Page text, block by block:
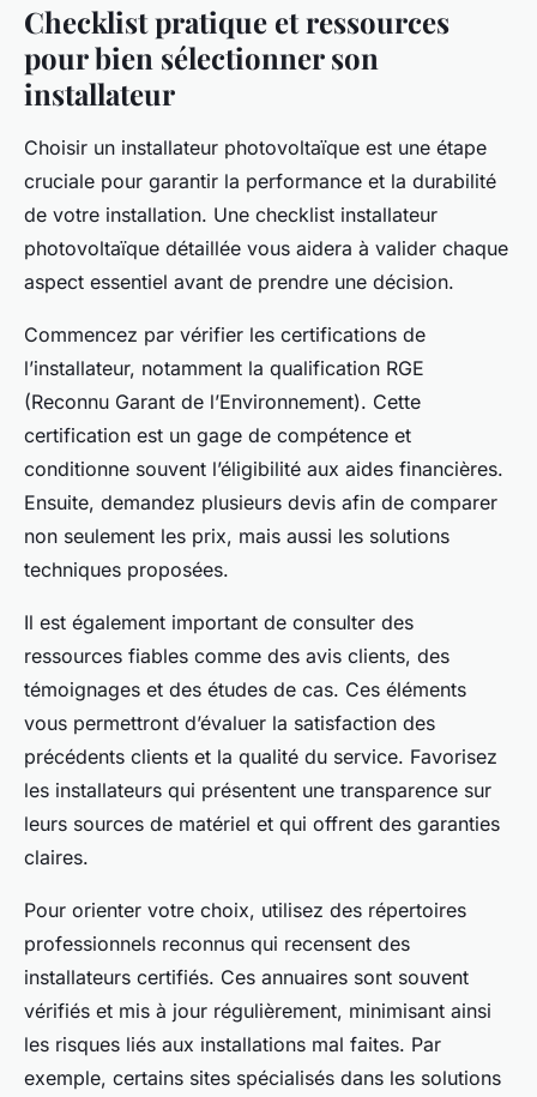
Checklist pratique et ressources
pour bien sélectionner son
installateur
Choisir un installateur photovoltaïque est une étape
cruciale pour garantir la performance et la durabilité
de votre installation. Une checklist installateur
photovoltaïque détaillée vous aidera à valider chaque
aspect essentiel avant de prendre une décision.
Commencez par vérifier les certifications de
l’installateur, notamment la qualification RGE
(Reconnu Garant de l’Environnement). Cette
certification est un gage de compétence et
conditionne souvent l’éligibilité aux aides financières.
Ensuite, demandez plusieurs devis afin de comparer
non seulement les prix, mais aussi les solutions
techniques proposées.
Il est également important de consulter des
ressources fiables comme des avis clients, des
témoignages et des études de cas. Ces éléments
vous permettront d’évaluer la satisfaction des
précédents clients et la qualité du service. Favorisez
les installateurs qui présentent une transparence sur
leurs sources de matériel et qui offrent des garanties
claires.
Pour orienter votre choix, utilisez des répertoires
professionnels reconnus qui recensent des
installateurs certifiés. Ces annuaires sont souvent
vérifiés et mis à jour régulièrement, minimisant ainsi
les risques liés aux installations mal faites. Par
exemple, certains sites spécialisés dans les solutions